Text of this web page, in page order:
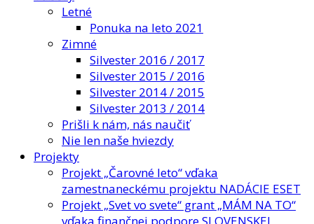
Letné
Ponuka na leto 2021
Zimné
Silvester 2016 / 2017
Silvester 2015 / 2016
Silvester 2014 / 2015
Silvester 2013 / 2014
Prišli k nám, nás naučiť
Nie len naše hviezdy
Projekty
Projekt „Čarovné leto“ vďaka
zamestnaneckému projektu NADÁCIE ESET
Projekt „Svet vo svete“ grant „MÁM NA TO“